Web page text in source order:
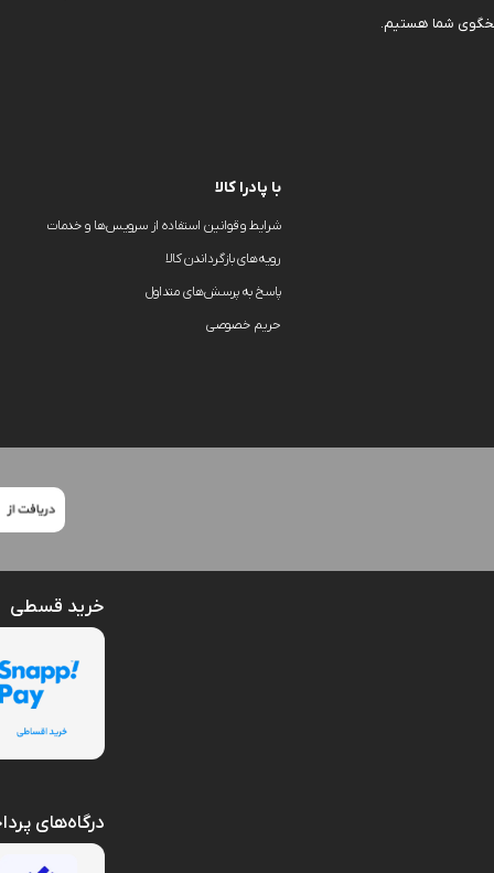
با پادرا کالا
شرایط و قوانین استفاده از سرویس‌ها و خدمات
رویه‌های بازگرداندن کالا
پاسخ به پرسش‌های متداول
حریم خصوصی
خرید قسطی
درگاه‌های